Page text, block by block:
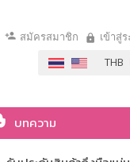
สมัครสมาชิก เข้าสู่
บทความ